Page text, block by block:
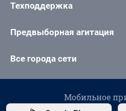
Техподдержка
Предвыборная агитация
Все города сети
Мобильное